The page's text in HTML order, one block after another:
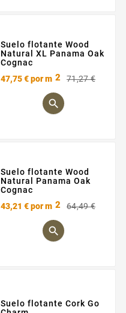
Suelo flotante Wood
Natural XL Panama Oak
Cognac
47,75 €por m 2 71,27 €

Suelo flotante Wood
Natural Panama Oak
Cognac
43,21 €por m 2 64,49 €

Suelo flotante Cork Go